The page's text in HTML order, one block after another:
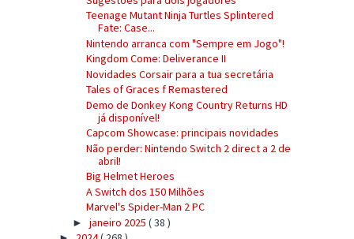
Teenage Mutant Ninja Turtles Splintered
Fate: Case...
Nintendo arranca com "Sempre em Jogo"!
Kingdom Come: Deliverance II
Novidades Corsair para a tua secretária
Tales of Graces f Remastered
Demo de Donkey Kong Country Returns HD
já disponível!
Capcom Showcase: principais novidades
Não perder: Nintendo Switch 2 direct a 2 de
abril!
Big Helmet Heroes
A Switch dos 150 Milhões
Marvel's Spider-Man 2 PC
► janeiro 2025 ( 38 )